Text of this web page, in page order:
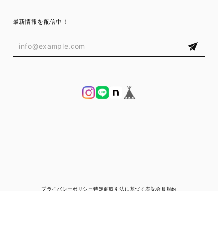
最新情報を配信中！
プライバシーポリシー特定商取引法に基づく表記会員規約